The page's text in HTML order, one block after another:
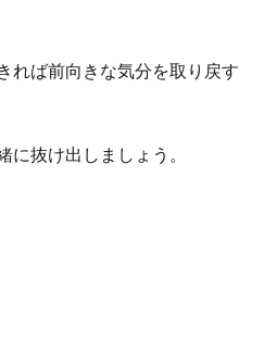
れば前向きな気分を取り戻す
抜け出しましょう。